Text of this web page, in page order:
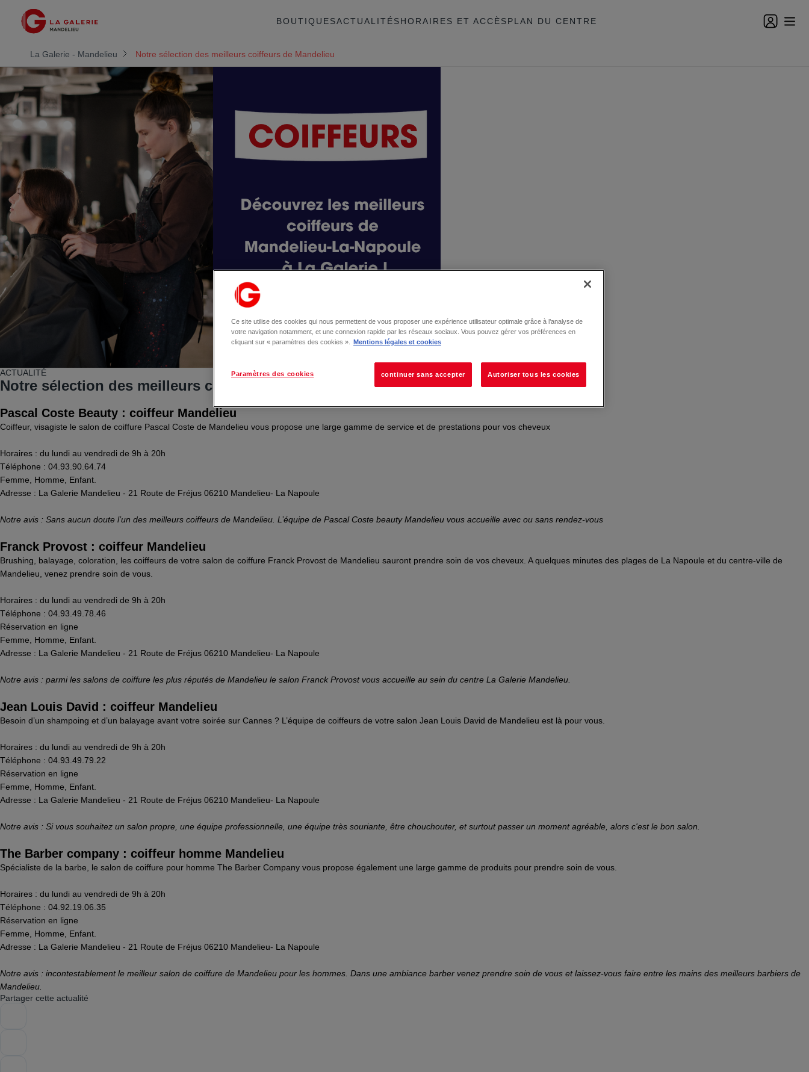
BOUTIQUESACTUALITÉSHORAIRES ET ACCÈSPLAN DU CENTRE
La Galerie - Mandelieu Notre sélection des meilleurs coiffeurs de Mandelieu
ACTUALITÉ
Notre sélection des meilleurs coiffeurs de Mandelieu
Pascal Coste Beauty : coiffeur Mandelieu
Coiffeur, visagiste le salon de coiffure Pascal Coste de Mandelieu vous propose une large gamme de service et de prestations pour vos cheveux
Horaires : du lundi au vendredi de 9h à 20h
Téléphone : 04.93.90.64.74
Femme, Homme, Enfant.
Adresse : La Galerie Mandelieu - 21 Route de Fréjus 06210 Mandelieu- La Napoule
Notre avis : Sans aucun doute l’un des meilleurs coiffeurs de Mandelieu. L’équipe de Pascal Coste beauty Mandelieu vous accueille avec ou sans rendez-vous
Franck Provost : coiffeur Mandelieu
Brushing, balayage, coloration, les coiffeurs de votre salon de coiffure Franck Provost de Mandelieu sauront prendre soin de vos cheveux. A quelques minutes des plages de La Napoule et du centre-ville de
Mandelieu, venez prendre soin de vous.
Horaires : du lundi au vendredi de 9h à 20h
Téléphone : 04.93.49.78.46
Réservation en ligne
Femme, Homme, Enfant.
Adresse : La Galerie Mandelieu - 21 Route de Fréjus 06210 Mandelieu- La Napoule
Notre avis : parmi les salons de coiffure les plus réputés de Mandelieu le salon Franck Provost vous accueille au sein du centre La Galerie Mandelieu.
Jean Louis David : coiffeur Mandelieu
Besoin d’un shampoing et d’un balayage avant votre soirée sur Cannes ? L’équipe de coiffeurs de votre salon Jean Louis David de Mandelieu est là pour vous.
Horaires : du lundi au vendredi de 9h à 20h
Téléphone : 04.93.49.79.22
Réservation en ligne
Femme, Homme, Enfant.
Adresse : La Galerie Mandelieu - 21 Route de Fréjus 06210 Mandelieu- La Napoule
Notre avis : Si vous souhaitez un salon propre, une équipe professionnelle, une équipe très souriante, être chouchouter, et surtout passer un moment agréable, alors c'est le bon salon.
The Barber company : coiffeur homme Mandelieu
Spécialiste de la barbe, le salon de coiffure pour homme The Barber Company vous propose également une large gamme de produits pour prendre soin de vous.
Horaires : du lundi au vendredi de 9h à 20h
Téléphone : 04.92.19.06.35
Réservation en ligne
Femme, Homme, Enfant.
Adresse : La Galerie Mandelieu - 21 Route de Fréjus 06210 Mandelieu- La Napoule
Notre avis : incontestablement le meilleur salon de coiffure de Mandelieu pour les hommes. Dans une ambiance barber venez prendre soin de vous et laissez-vous faire entre les mains des meilleurs barbiers de
Mandelieu.
Partager cette actualité
Ce site utilise des cookies qui nous permettent de vous proposer une expérience utilisateur optimale grâce à l’analyse de
votre navigation notamment, et une connexion rapide par les réseaux sociaux. Vous pouvez gérer vos préférences en
cliquant sur « paramètres des cookies ».
Mentions légales et cookies
Paramètres des cookies continuer sans accepter Autoriser tous les cookies